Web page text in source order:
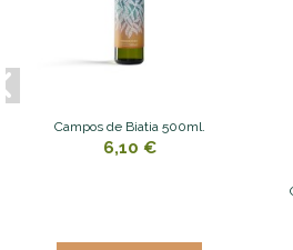
Campos de Biatia 500ml.
6,10 €